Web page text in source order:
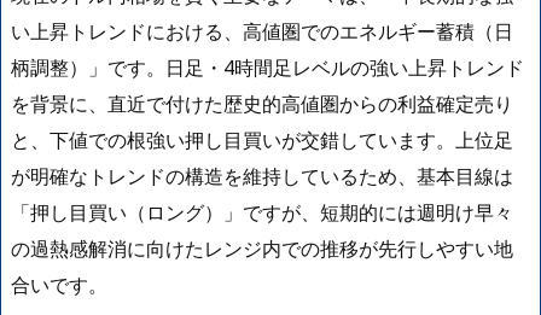
い上昇トレンドにおける、高値圏でのエネルギー蓄積（日
柄調整）」です。日足・4時間足レベルの強い上昇トレンド
を背景に、直近で付けた歴史的高値圏からの利益確定売り
と、下値での根強い押し目買いが交錯しています。上位足
が明確なトレンドの構造を維持しているため、基本目線は
「押し目買い（ロング）」ですが、短期的には週明け早々
の過熱感解消に向けたレンジ内での推移が先行しやすい地
合いです。